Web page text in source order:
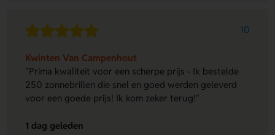
10
Kwinten Van Campenhout
"Prima kwaliteit voor een scherpe prijs - Ik bestelde
250 zonnebrillen die snel en goed werden geleverd
voor een goede prijs! Ik kom zeker terug!"
1 dag geleden